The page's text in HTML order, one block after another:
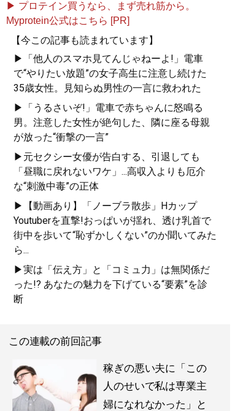
る
記事一覧へ
▶ プロテイン買うなら、まず売れ筋から。
Myprotein公式はこちら [PR]
【今この記事も読まれています】
▶「他人のスマホ見てんじゃねーよ!」電車
で“やりたい放題”の女子高生に注意し続けた
35歳女性。見知らぬ男性の一言に救われた
▶「うるさいぞ!」電車で赤ちゃんに怒鳴る
男。注意した女性が絶句した、隣に座る母親
が放った“衝撃の一言”
▶元セクシー女優が告白する、引退しても
「昼職に戻れないワケ」...高収入よりも厄介
な“刺激中毒”の正体
▶【動画あり】「ノーブラ散歩」Hカップ
Youtuberを直撃!おっぱいが揺れ、透け乳首で
街中を歩いて“恥ずかしくない”のか聞いてみた
ら...
▶実は「伝え方」と「コミュ力」は無関係だ
った!? あなたの魅力を下げている“要素”を診
断
この連載の前回記事
稼ぎの悪い夫に「この
人のせいで私は専業主
婦になれなかった」と